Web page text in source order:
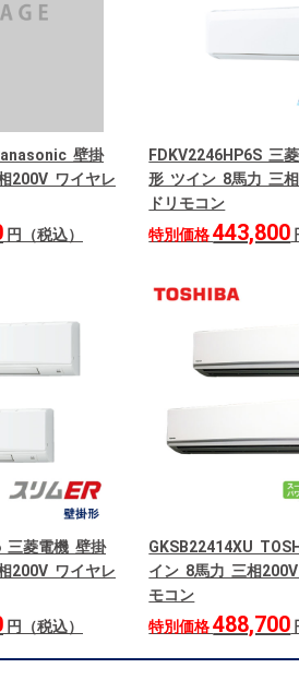
壁掛
200V ワイヤレ
円（税込）
FDKV2246HP6S 三
形 ツイン 8馬力 三
ドリモコン
特別価格443,800
三菱電機 壁掛
200V ワイヤレ
円（税込）
GKSB22414XU
イン 8馬力 三相
モコン
特別価格488,700